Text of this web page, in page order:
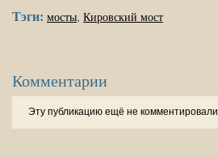
Тэги: мосты, Кировский мост
Комментарии
Эту публикацию ещё не комментировали